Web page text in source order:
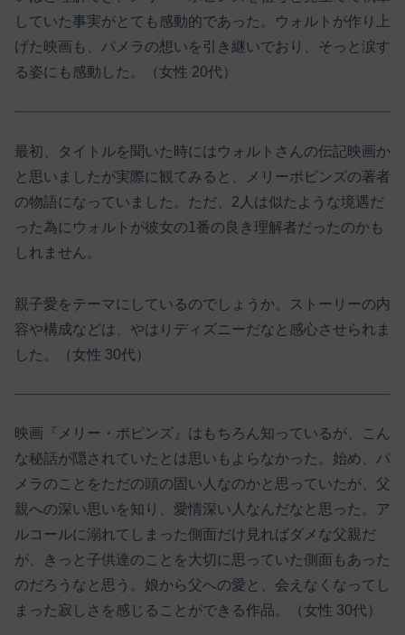
していた事実がとても感動的であった。ウォルトが作り上
げた映画も、パメラの想いを引き継いでおり、そっと涙す
る姿にも感動した。（女性 20代）
最初、タイトルを聞いた時にはウォルトさんの伝記映画か
と思いましたが実際に観てみると、メリーポピンズの著者
の物語になっていました。ただ、2人は似たような境遇だ
った為にウォルトが彼女の1番の良き理解者だったのかも
しれません。
親子愛をテーマにしているのでしょうか。ストーリーの内
容や構成などは、やはりディズニーだなと感心させられま
した。（女性 30代）
映画『メリー・ポピンズ』はもちろん知っているが、こん
な秘話が隠されていたとは思いもよらなかった。始め、パ
メラのことをただの頭の固い人なのかと思っていたが、父
親への深い思いを知り、愛情深い人なんだなと思った。ア
ルコールに溺れてしまった側面だけ見ればダメな父親だ
が、きっと子供達のことを大切に思っていた側面もあった
のだろうなと思う。娘から父への愛と、会えなくなってし
まった寂しさを感じることができる作品。（女性 30代）